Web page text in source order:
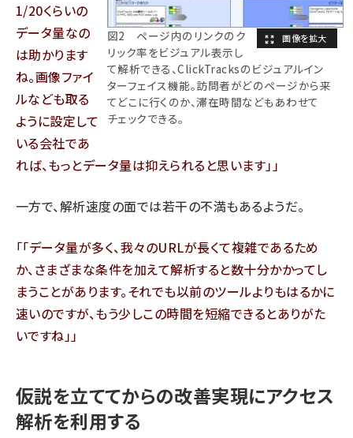
図2 ページ内のリンクのク
リック率をビジュアル表示し
て解析できる、ClickTracksのビジュアルイン
ターフェイス機能。訪問者がどのページから来
てどこに行くのか、滞在時間などもあわせて
チェックできる。
1/20くらいの
データ量なの
は助かります
ね。画像ファイ
ルなども取る
ように設定して
いる会社であ
れば、もっとデータ量は抑えられると思います」
一方で、解析速度の面では若干の不満もあるようだ。
「データ量が多く、我々のURLが長くて複雑であるため
か、さまざまな条件を加えて解析すると数十分かかってし
まうことがあります。それでも以前のツールよりもはるかに
速いのですが、もう少しこの時間を短縮できるとありがた
いですね」
仮説を立ててからの改善実現にアクセス
解析を利用する